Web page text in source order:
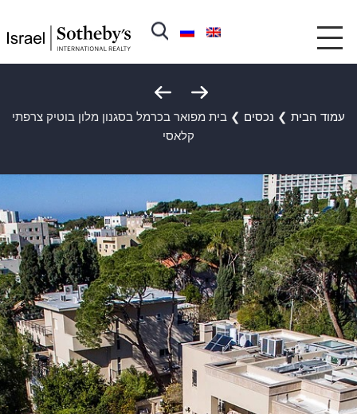
עמוד הבית ❯ נכסים ❯ בית מפואר בכרמל בסגנון מלון בוטיק צרפתי
קלאסי